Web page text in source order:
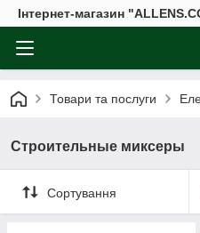
Інтернет-магазин
Товари та послуги
Строительные миксеры
Сортування